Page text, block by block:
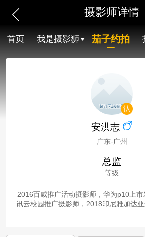
摄影师详情
首页 我是摄影狮 茄子约拍
安洪志
广东-广州
总监
等级
2016百威推广活动摄影师，华为p10上
讯云校园推广摄影师，2018印尼雅加达